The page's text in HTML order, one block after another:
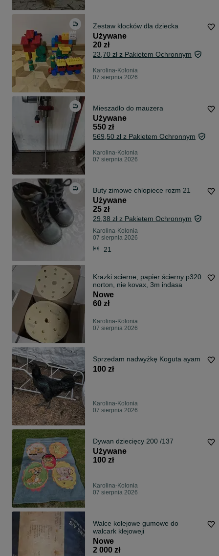
Zestaw klocków dla dziecka
Używane
20 zł
23,70 zł z Pakietem Ochronnym
Karolina-Kolonia
07 sierpnia 2026
Mieszadło do mauzera
Używane
550 zł
569,50 zł z Pakietem Ochronnym
Karolina-Kolonia
07 sierpnia 2026
Buty zimowe chlopiece rozm 21
Używane
25 zł
29,38 zł z Pakietem Ochronnym
Karolina-Kolonia
07 sierpnia 2026
21
Krazki scierne, papier ścierny p320
norton, nie kovax, 3m indasa
Nowe
60 zł
Karolina-Kolonia
07 sierpnia 2026
Sprzedam nadwyżkę Koguta ayam
100 zł
Karolina-Kolonia
07 sierpnia 2026
Dywan dziecięcy 200 /137
Używane
100 zł
Karolina-Kolonia
07 sierpnia 2026
Walce kolejowe gumowe do
walcark klejoweji
Nowe
2 000 zł